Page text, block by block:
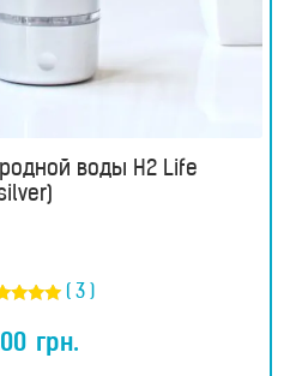
воды H2 Life
5.00
из 5
( 3 )
грн.